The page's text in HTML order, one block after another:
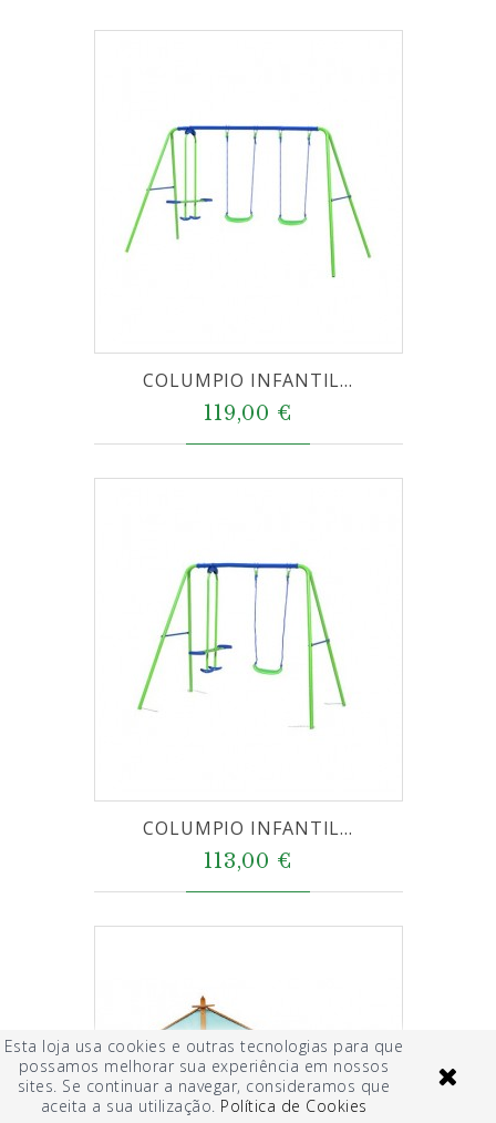
COLUMPIO INFANTIL...
119,00 €
COLUMPIO INFANTIL...
113,00 €
Esta loja usa cookies e outras tecnologias para que
possamos melhorar sua experiência em nossos
sites. Se continuar a navegar, consideramos que
aceita a sua utilização. Política de Cookies